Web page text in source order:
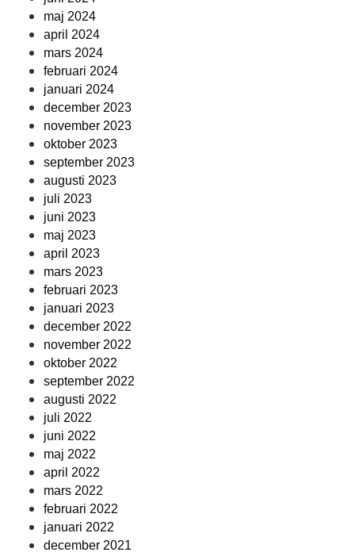
maj 2024
april 2024
mars 2024
februari 2024
januari 2024
december 2023
november 2023
oktober 2023
september 2023
augusti 2023
juli 2023
juni 2023
maj 2023
april 2023
mars 2023
februari 2023
januari 2023
december 2022
november 2022
oktober 2022
september 2022
augusti 2022
juli 2022
juni 2022
maj 2022
april 2022
mars 2022
februari 2022
januari 2022
december 2021